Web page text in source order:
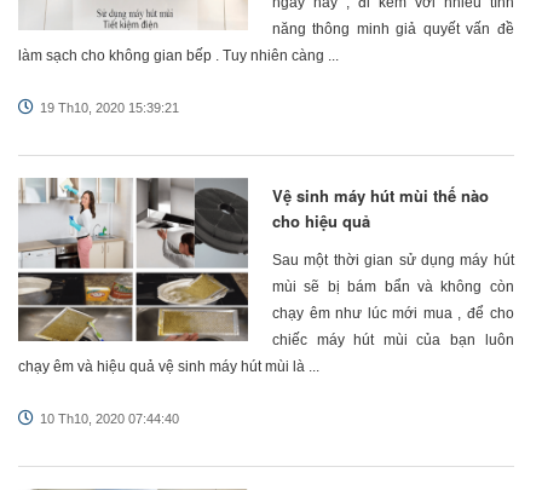
năng thông minh giả quyết vấn đề
làm sạch cho không gian bếp . Tuy nhiên càng ...
19 Th10, 2020 15:39:21
Vệ sinh máy hút mùi thế nào
cho hiệu quả
Sau một thời gian sử dụng máy hút
mùi sẽ bị bám bẩn và không còn
chạy êm như lúc mới mua , để cho
chiếc máy hút mùi của bạn luôn
chạy êm và hiệu quả vệ sinh máy hút mùi là ...
10 Th10, 2020 07:44:40